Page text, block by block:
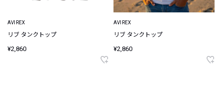
AVIREX
リブ タンクトップ
¥2,860
AVIREX
リブ タンクトップ
¥2,860